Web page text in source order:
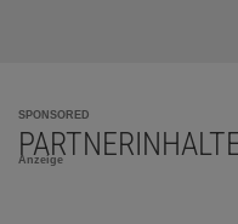
SPONSORED
Anzeige